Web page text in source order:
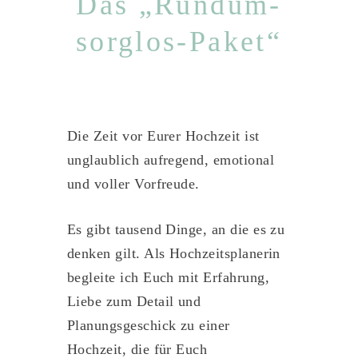
sorglos-Paket“
Die Zeit vor Eurer Hochzeit ist
unglaublich aufregend, emotional
und voller Vorfreude.
Es gibt tausend Dinge, an die es zu
denken gilt. Als Hochzeitsplanerin
begleite ich Euch mit Erfahrung,
Liebe zum Detail und
Planungsgeschick zu einer
Hochzeit, die für Euch